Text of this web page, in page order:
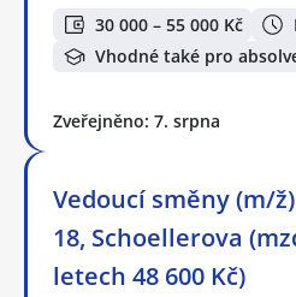
30 000 – 55 000 Kč
Vhodné také pro
Zveřejněno: 7. srpna
Vedoucí směny (m/
18, Schoellerova
letech 48 600 Kč)